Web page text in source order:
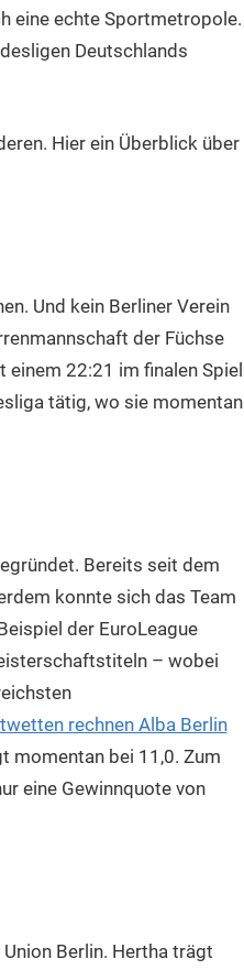
eine echte Sportmetropole.
Deutschlands
Hier ein Überblick über
Und kein Berliner Verein
der Füchse
einem 22:21 im finalen Spiel
tätig, wo sie momentan
Bereits seit dem
konnte sich das Team
der EuroLeague
– wobei
rechnen Alba Berlin
momentan bei 11,0. Zum
eine Gewinnquote von
Berlin. Hertha trägt